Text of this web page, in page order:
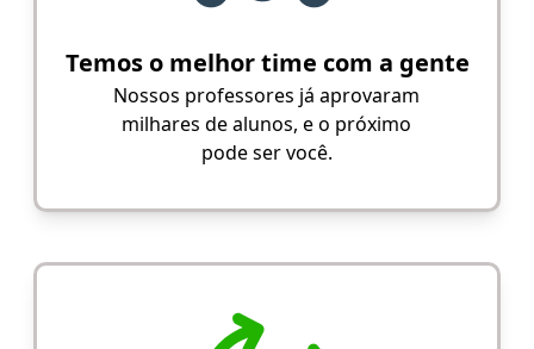
Temos o melhor time com a gente
Nossos professores já aprovaram
milhares de alunos, e o próximo
pode ser você.